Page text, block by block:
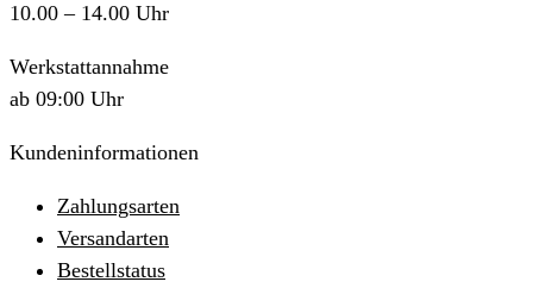
10.00 – 14.00 Uhr
Werkstattannahme
ab 09:00 Uhr
Kundeninformationen
Zahlungsarten
Versandarten
Bestellstatus